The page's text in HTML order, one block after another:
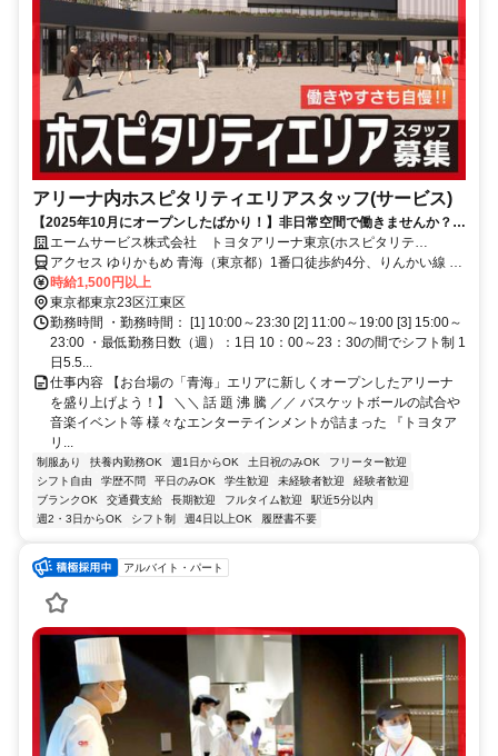
アリーナ内ホスピタリティエリアスタッフ(サービス)
【2025年10月にオープンしたばかり！】非日常空間で働きませんか？週
1日～OK！未経験者も大歓迎！
エームサービス株式会社 トヨタアリーナ東京(ホスピタリテ
ィ)-7497
アクセス ゆりかもめ 青海（東京都）1番口徒歩約4分、りんかい線 東
京テレポートA口徒歩約8分、ゆりかもめ 東京ビッグサイト（ゆりか
もめ）1番口徒歩約12分
時給1,500円以上
東京都東京23区江東区
勤務時間 ・勤務時間： [1] 10:00～23:30 [2] 11:00～19:00 [3] 15:00～
23:00 ・最低勤務日数（週）：1日 10：00～23：30の間でシフト制 1
日5.5...
仕事内容 【お台場の「青海」エリアに新しくオープンしたアリーナ
を盛り上げよう！】 ＼＼ 話 題 沸 騰 ／／ バスケットボールの試合や
音楽イベント等 様々なエンターテインメントが詰まった 『トヨタア
リ...
制服あり 扶養内勤務OK 週1日からOK 土日祝のみOK
フリーター歓迎
シフト自由
学歴不問 平日のみOK 学生歓迎 未経験者歓迎
経験者歓迎
ブランクOK
交通費支給 長期歓迎 フルタイム歓迎
駅近5分以内
週2・3日からOK
シフト制 週4日以上OK 履歴書不要
アルバイト・パート